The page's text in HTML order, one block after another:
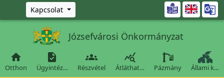
Ugrás a fő tartalomra
Kapcsolat 
Józsefvárosi Önkormányzat

Otthon

Ügyintéz…

Részvétel

Átláthat… Pázmány Állami k…